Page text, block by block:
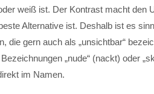
weiß ist. Der Kontrast macht den
Alternative ist. Deshalb ist es
die gern auch als „unsichtbar“
„nude“ (nackt) oder
im Namen.